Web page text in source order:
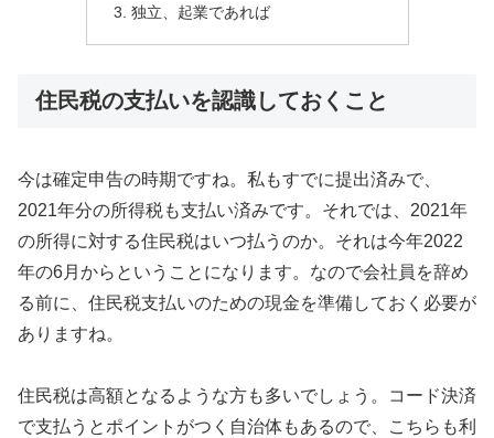
独立、起業であれば
住民税の支払いを認識しておくこと
今は確定申告の時期ですね。私もすでに提出済みで、
2021年分の所得税も支払い済みです。それでは、2021年
の所得に対する住民税はいつ払うのか。それは今年2022
年の6月からということになります。なので会社員を辞め
る前に、住民税支払いのための現金を準備しておく必要が
ありますね。
住民税は高額となるような方も多いでしょう。コード決済
で支払うとポイントがつく自治体もあるので、こちらも利